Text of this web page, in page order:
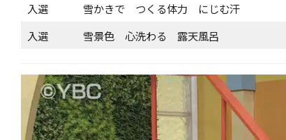
入選
雪かきで つくる体力 にじむ汗
入選
雪景色 心洗わる 露天風呂